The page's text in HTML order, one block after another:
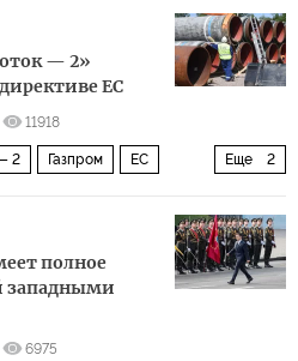
— 2»
ЕС
11918
Еще 2
2 Газпром ЕС
полное
западными
6975